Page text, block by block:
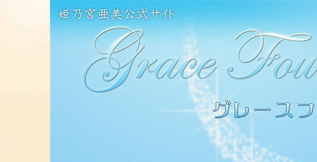
姫乃宮亜美公式サイト～Grace Fountain～
グレースファウンテン